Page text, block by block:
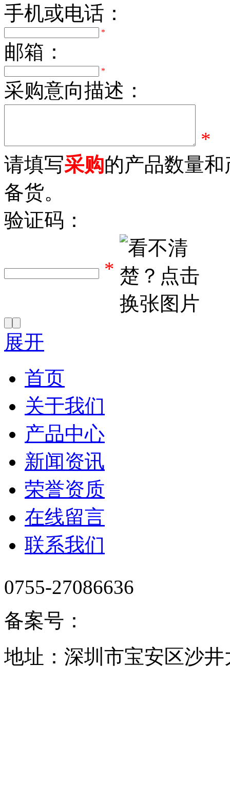
手机或电话：
*
邮箱：
*
采购意向描述：
*
请填写采购的产品数量
备货。
验证码：
*
展开
首页
关于我们
产品中心
新闻资讯
荣誉资质
在线留言
联系我们
0755-27086636
备案号：
地址：深圳市宝安区沙